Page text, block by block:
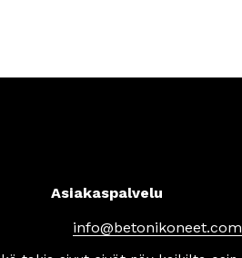
Asiakaspalvelu
info@betonikoneet.com